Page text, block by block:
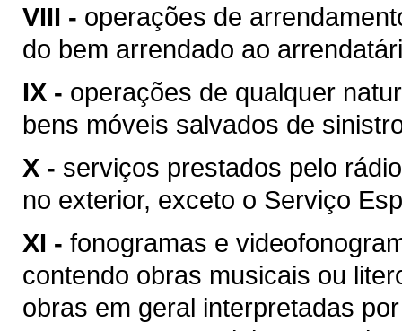
VIII - operações de
do bem arrendado ao
IX - operações de qualquer
bens móveis salvados de
X - serviços prestados pelo
no exterior, exceto o Serviço
XI - fonogramas e
contendo obras musicais ou
obras em geral interpretadas